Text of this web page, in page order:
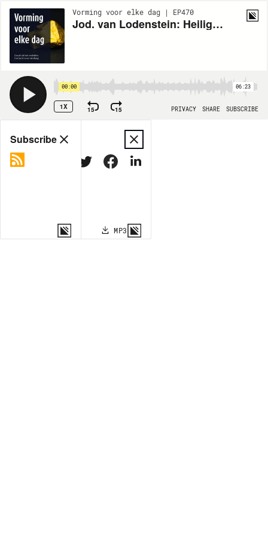
Vorming voor elke dag | EP470
Jod. van Lodenstein: Heilige Jezus! Hemels voorbeeld
00:00 06:23
1X 15 15 PRIVACY SHARE SUBSCRIBE
Share
MORE OPTIONS MP3
Subscribe